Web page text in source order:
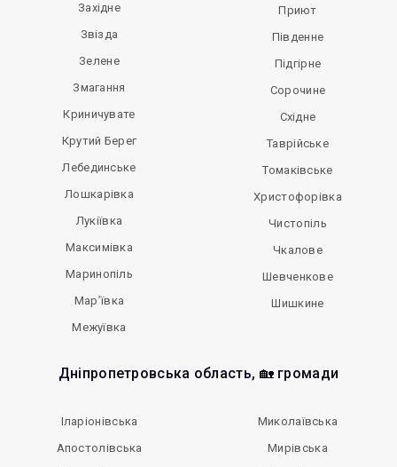
Західне
Звізда
Зелене
Змагання
Криничувате
Крутий Берег
Лебединське
Лошкарівка
Лукіївка
Максимівка
Маринопіль
Мар’ївка
Межуївка
Приют
Південне
Підгірне
Сорочине
Східне
Таврійське
Томаківське
Христофорівка
Чистопіль
Чкалове
Шевченкове
Шишкине
Дніпропетровська область, 🏡 громади
Іларіонівська
Апостолівська
Миколаївська
Мирівська